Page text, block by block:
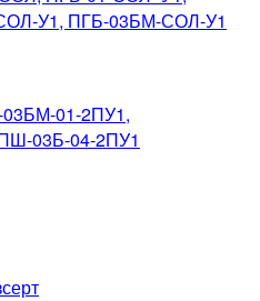
У1, ПГБ-03БМ-СОЛ-У1
01-2ПУ1,
03Б-04-2ПУ1